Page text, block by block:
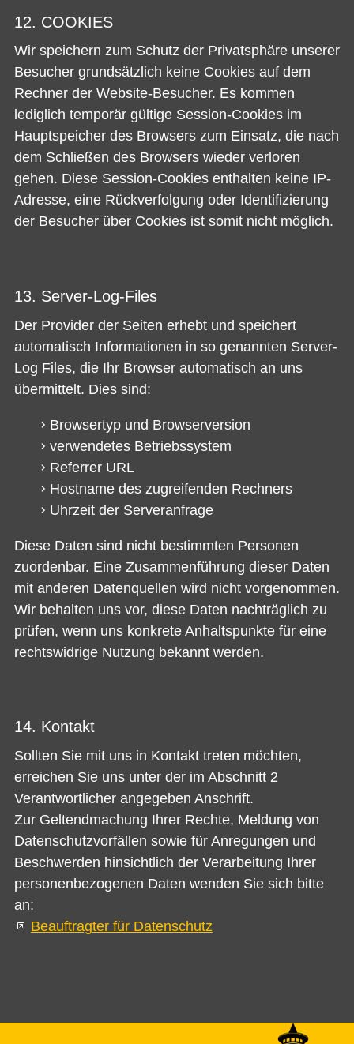
12. COOKIES
Wir speichern zum Schutz der Privatsphäre unserer
Besucher grundsätzlich keine Cookies auf dem
Rechner der Website-Besucher. Es kommen
lediglich temporär gültige Session-Cookies im
Hauptspeicher des Browsers zum Einsatz, die nach
dem Schließen des Browsers wieder verloren
gehen. Diese Session-Cookies enthalten keine IP-
Adresse, eine Rückverfolgung oder Identifizierung
der Besucher über Cookies ist somit nicht möglich.
13. Server-Log-Files
Der Provider der Seiten erhebt und speichert
automatisch Informationen in so genannten Server-
Log Files, die Ihr Browser automatisch an uns
übermittelt. Dies sind:
Browsertyp und Browserversion
verwendetes Betriebssystem
Referrer URL
Hostname des zugreifenden Rechners
Uhrzeit der Serveranfrage
Diese Daten sind nicht bestimmten Personen
zuordenbar. Eine Zusammenführung dieser Daten
mit anderen Datenquellen wird nicht vorgenommen.
Wir behalten uns vor, diese Daten nachträglich zu
prüfen, wenn uns konkrete Anhaltspunkte für eine
rechtswidrige Nutzung bekannt werden.
14. Kontakt
Sollten Sie mit uns in Kontakt treten möchten,
erreichen Sie uns unter der im Abschnitt 2
Verantwortlicher angegeben Anschrift.
Zur Geltendmachung Ihrer Rechte, Meldung von
Datenschutzvorfällen sowie für Anregungen und
Beschwerden hinsichtlich der Verarbeitung Ihrer
personenbezogenen Daten wenden Sie sich bitte
an:
Beauftragter für Datenschutz